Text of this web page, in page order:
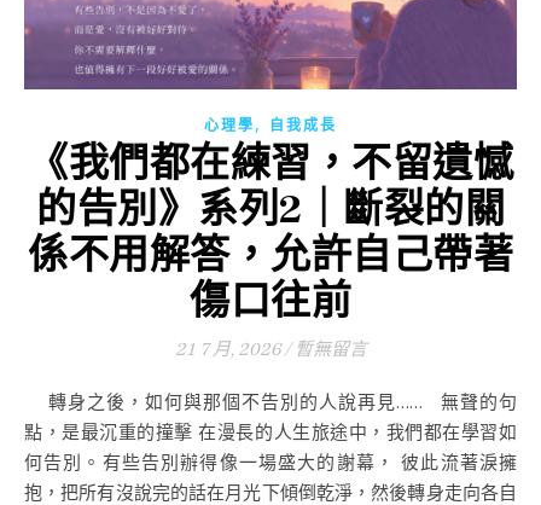
心理學, 自我成長
《我們都在練習，不留遺憾
的告別》系列2｜斷裂的關
係不用解答，允許自己帶著
傷口往前
21 7 月, 2026 / 暫無留言
轉身之後，如何與那個不告別的人說再見…… 無聲的句
點，是最沉重的撞擊 在漫長的人生旅途中，我們都在學習如
何告別。有些告別辦得像一場盛大的謝幕， 彼此流著淚擁
抱，把所有沒說完的話在月光下傾倒乾淨，然後轉身走向各自